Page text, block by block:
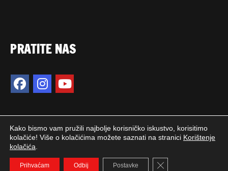
PRATITE NAS
2024. © JUGinfo.hr / Sva prava pridržana.
WEB PEPERIT
Kako bismo vam pružili najbolje korisničko iskustvo, korisitimo
kolačiće! Više o kolačićima možete saznati na stranici Korištenje
kolačića
Prihvaćam Odbij Postavke Close GDPR Cookie